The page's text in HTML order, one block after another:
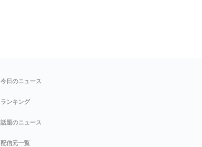
今日のニュース
ランキング
話題のニュース
配信元一覧